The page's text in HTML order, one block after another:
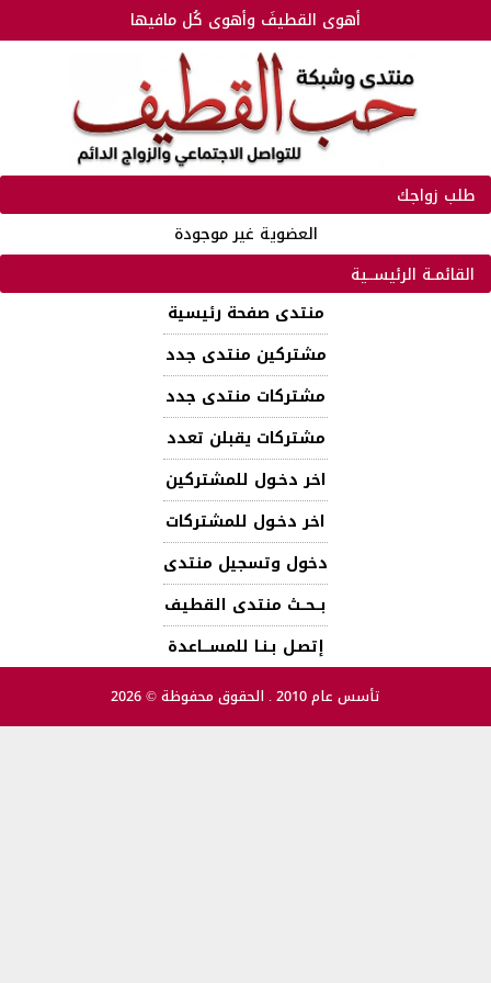
أهوى القطيفَ وأهوى كُل مافيها
طلب زواجك
العضوية غير موجودة
القائمـة الرئيســية
منتدى صفحة رئيسية
مشتركين منتدى جدد
مشتركات منتدى جدد
مشتركات يقبلن تعدد
اخر دخـول للمشتركين
اخر دخـول للمشتركات
دخول وتسجيل منتدى
بــحــث منتدى القطيف
إتصـل بـنـا للمســـاعدة
تأسس عام 2010 . الحقوق محفوظة © 2026